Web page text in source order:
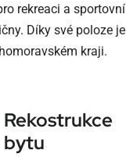
rekreaci a sportovní
Díky své poloze je
kraji.
Rekostrukce
bytu